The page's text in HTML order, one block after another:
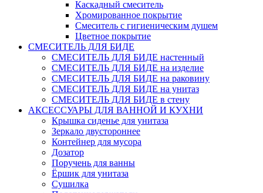
Каскадный смеситель
Хромированное покрытие
Смеситель с гигиеническим душем
Цветное покрытие
СМЕСИТЕЛЬ ДЛЯ БИДЕ
СМЕСИТЕЛЬ ДЛЯ БИДЕ настенный
СМЕСИТЕЛЬ ДЛЯ БИДЕ на изделие
СМЕСИТЕЛЬ ДЛЯ БИДЕ на раковину
СМЕСИТЕЛЬ ДЛЯ БИДЕ на унитаз
СМЕСИТЕЛЬ ДЛЯ БИДЕ в стену
АКСЕССУАРЫ ДЛЯ ВАННОЙ И КУХНИ
Крышка сиденье для унитаза
Зеркало двустороннее
Контейнер для мусора
Дозатор
Поручень для ванны
Ёршик для унитаза
Сушилка